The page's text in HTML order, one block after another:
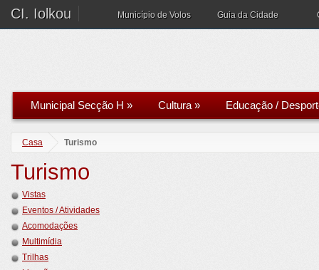
CI. Iolkou Município de Volos Guia da Cidade
Municipal Secção H » Cultura» Educação /
Casa Turismo
Turismo
Vistas
Eventos / Atividades
Acomodações
Multimídia
Trilhas